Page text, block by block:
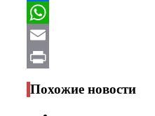
Facebook
WhatsApp
Email
Print
Похожие новости